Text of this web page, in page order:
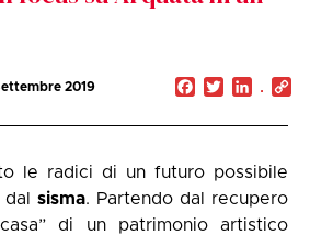
2019 Facebook
Twitter
le radici di un futuro possibile
sisma. Partendo dal recupero
di un patrimonio artistico